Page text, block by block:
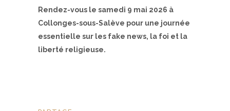
Rendez-vous le samedi 9 mai 2026 à
Collonges-sous-Salève pour une journée
essentielle sur les fake news, la foi et la
liberté religieuse.